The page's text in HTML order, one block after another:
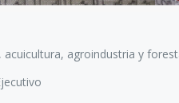
agroindustria y